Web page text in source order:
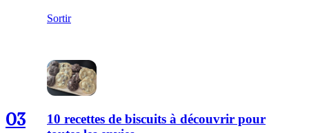
Sortir
03
10 recettes de biscuits à découvrir pour